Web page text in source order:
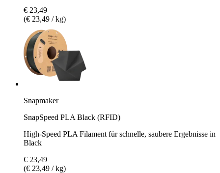
€ 23,49
(€ 23,49 / kg)
Snapmaker
SnapSpeed PLA Black (RFID)
High-Speed PLA Filament für schnelle, saubere Ergebnisse in
Black
€ 23,49
(€ 23,49 / kg)